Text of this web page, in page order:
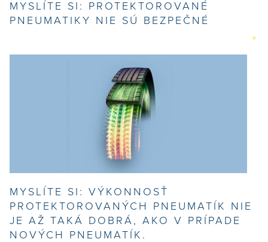
MYSLÍTE SI: PROTEKTOROVANÉ
PNEUMATIKY NIE SÚ BEZPEČNÉ
MYSLÍTE SI: VÝKONNOSŤ
PROTEKTOROVANÝCH PNEUMATÍK NIE
JE AŽ TAKÁ DOBRÁ, AKO V PRÍPADE
NOVÝCH PNEUMATÍK.